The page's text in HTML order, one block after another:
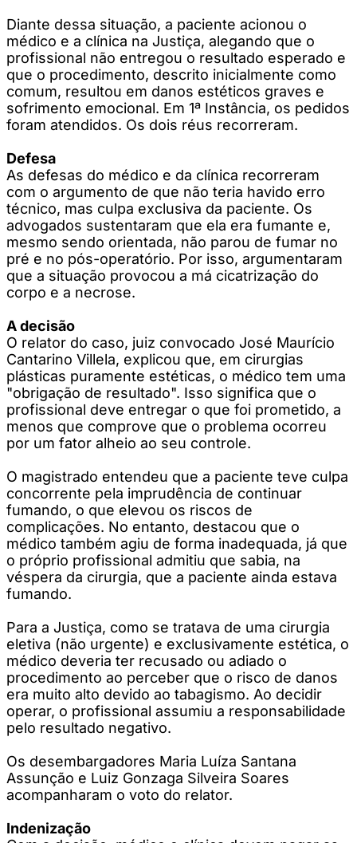
Diante dessa situação, a paciente acionou o
médico e a clínica na Justiça, alegando que o
profissional não entregou o resultado esperado e
que o procedimento, descrito inicialmente como
comum, resultou em danos estéticos graves e
sofrimento emocional. Em 1ª Instância, os pedidos
foram atendidos. Os dois réus recorreram.
Defesa
As defesas do médico e da clínica recorreram
com o argumento de que não teria havido erro
técnico, mas culpa exclusiva da paciente. Os
advogados sustentaram que ela era fumante e,
mesmo sendo orientada, não parou de fumar no
pré e no pós-operatório. Por isso, argumentaram
que a situação provocou a má cicatrização do
corpo e a necrose.
A decisão
O relator do caso, juiz convocado José Maurício
Cantarino Villela, explicou que, em cirurgias
plásticas puramente estéticas, o médico tem uma
"obrigação de resultado". Isso significa que o
profissional deve entregar o que foi prometido, a
menos que comprove que o problema ocorreu
por um fator alheio ao seu controle.
O magistrado entendeu que a paciente teve culpa
concorrente pela imprudência de continuar
fumando, o que elevou os riscos de
complicações. No entanto, destacou que o
médico também agiu de forma inadequada, já que
o próprio profissional admitiu que sabia, na
véspera da cirurgia, que a paciente ainda estava
fumando.
Para a Justiça, como se tratava de uma cirurgia
eletiva (não urgente) e exclusivamente estética, o
médico deveria ter recusado ou adiado o
procedimento ao perceber que o risco de danos
era muito alto devido ao tabagismo. Ao decidir
operar, o profissional assumiu a responsabilidade
pelo resultado negativo.
Os desembargadores Maria Luíza Santana
Assunção e Luiz Gonzaga Silveira Soares
acompanharam o voto do relator.
Indenização